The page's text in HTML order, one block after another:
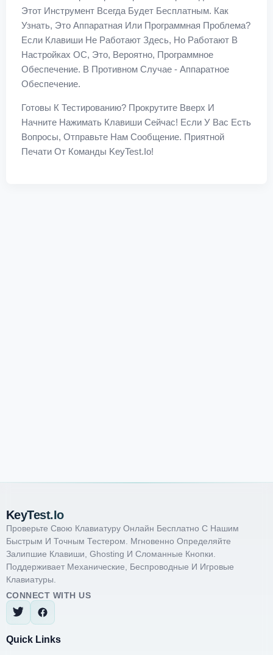
Этот Инструмент Всегда Будет Бесплатным. Как
Узнать, Это Аппаратная Или Программная Проблема?
Если Клавиши Не Работают Здесь, Но Работают В
Настройках ОС, Это, Вероятно, Программное
Обеспечение. В Противном Случае - Аппаратное
Обеспечение.
Готовы К Тестированию? Прокрутите Вверх И
Начните Нажимать Клавиши Сейчас! Если У Вас Есть
Вопросы, Отправьте Нам Сообщение. Приятной
Печати От Команды KeyTest.io!
KeyTest.io
Проверьте Свою Клавиатуру Онлайн Бесплатно С Нашим
Быстрым И Точным Тестером. Мгновенно Определяйте
Залипшие Клавиши, Ghosting И Сломанные Кнопки.
Поддерживает Механические, Беспроводные И Игровые
Клавиатуры.
CONNECT WITH US
Quick Links